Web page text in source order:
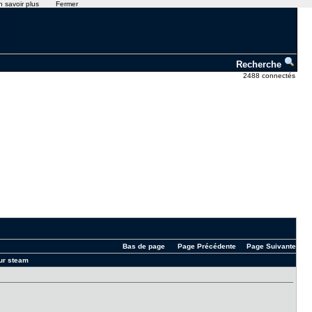
Recherche
2488 connectés
Page Suivante
Page Précédente
Bas de page
steam
savoir plus Fermer